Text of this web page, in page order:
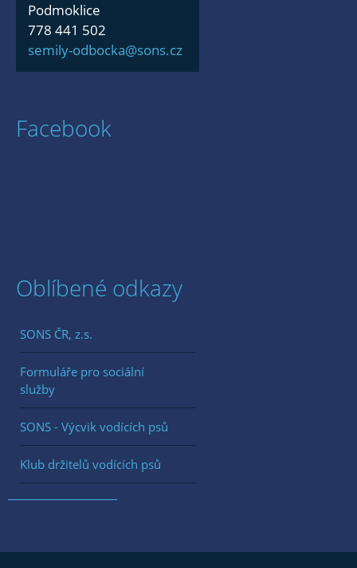
Podmoklice
778 441 502
semily-odbocka@sons.cz
Facebook
Oblíbené odkazy
SONS ČR, z.s.
Formuláře pro sociální
služby
SONS - Výcvik vodících psů
Klub držitelů vodících psů